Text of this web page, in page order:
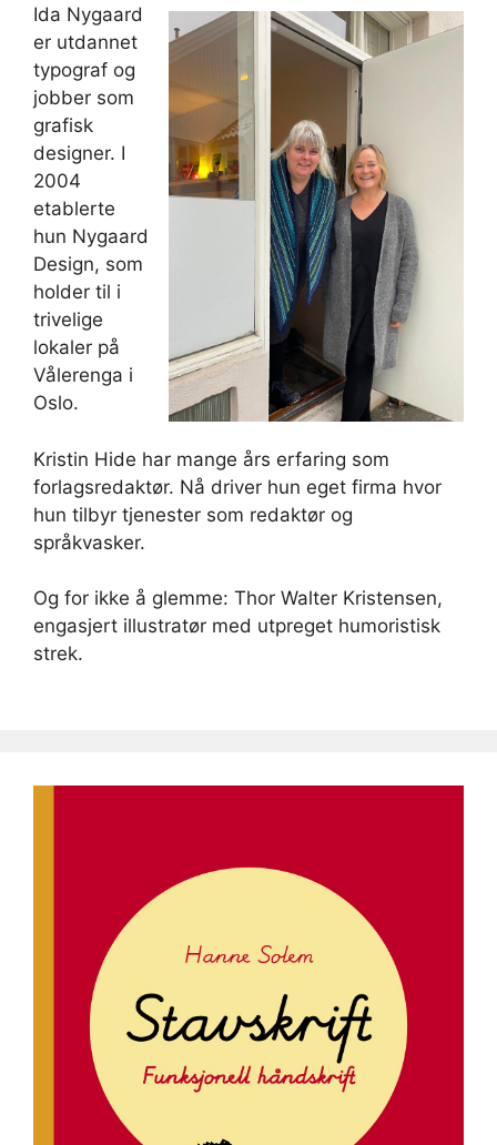
Ida Nygaard
er utdannet
typograf og
jobber som
grafisk
designer. I
2004
etablerte
hun Nygaard
Design, som
holder til i
trivelige
lokaler på
Vålerenga i
Oslo.
Kristin Hide har mange års erfaring som
forlagsredaktør. Nå driver hun eget firma hvor
hun tilbyr tjenester som redaktør og
språkvasker.
Og for ikke å glemme: Thor Walter Kristensen,
engasjert illustratør med utpreget humoristisk
strek.